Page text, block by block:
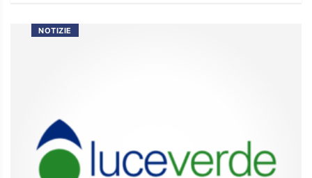
NOTIZIE